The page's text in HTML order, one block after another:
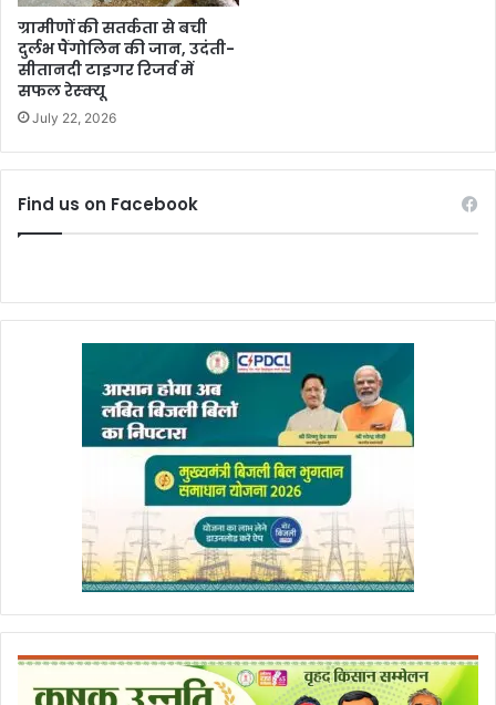
ग्रामीणों की सतर्कता से बची
दुर्लभ पैंगोलिन की जान, उदंती-
सीतानदी टाइगर रिजर्व में
सफल रेस्क्यू
July 22, 2026
Find us on Facebook